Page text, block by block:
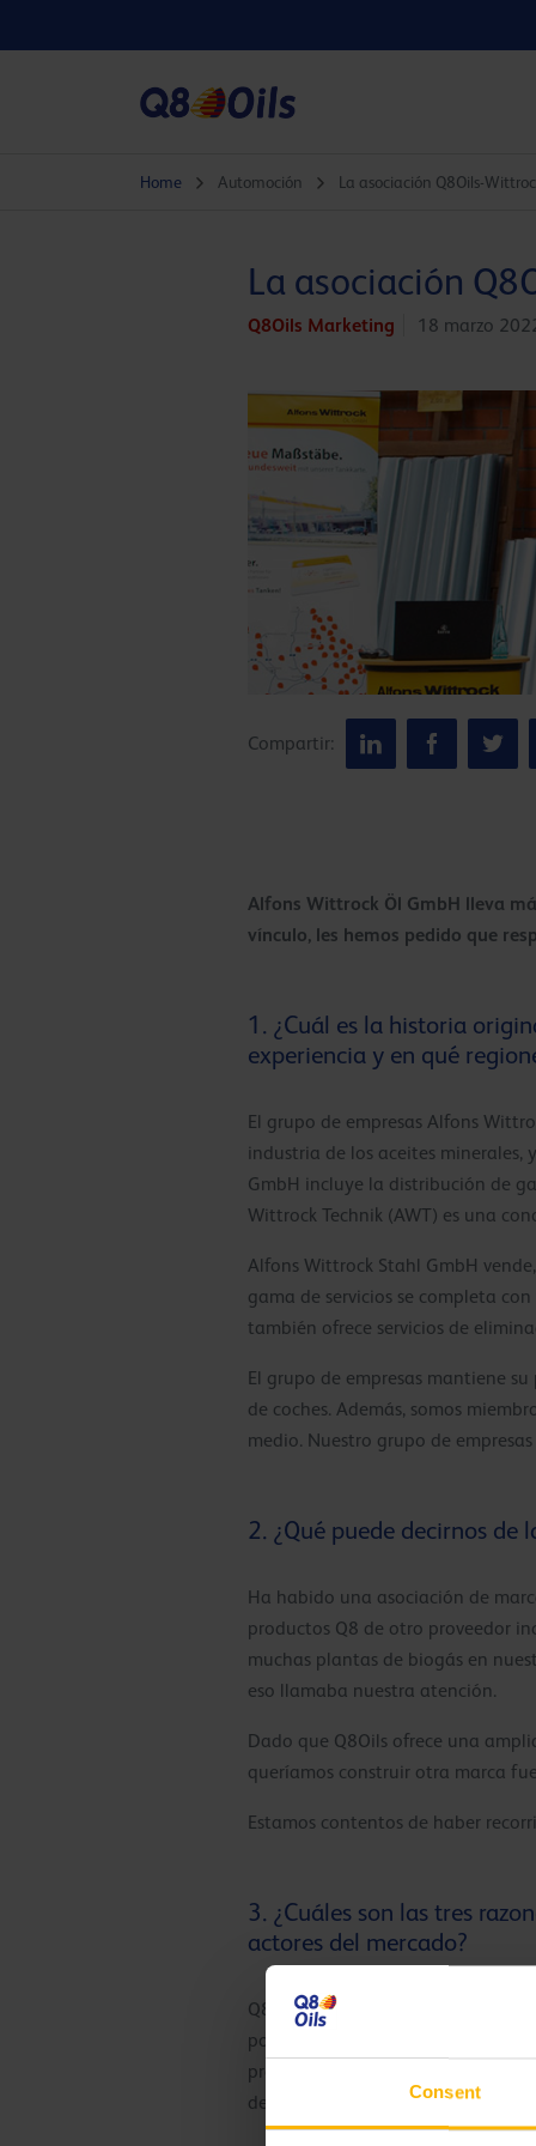
Consent
Home Automoción La asociación Q8Oils-
La asociación
Q8Oils Marketing 18 marzo
Compartir:
Alfons Wittrock Öl GmbH lleva
vínculo, les hemos pedido que
1. ¿Cuál es la historia
experiencia y en qué
El grupo de empresas Alfons
industria de los aceites minerales,
GmbH incluye la distribución de
Wittrock Technik (AWT) es una
Alfons Wittrock Stahl GmbH
gama de servicios se completa
también ofrece servicios de
El grupo de empresas mantiene
de coches. Además, somos
medio. Nuestro grupo de
2. ¿Qué puede decirnos de
Ha habido una asociación de
productos Q8 de otro proveedor
muchas plantas de biogás en
eso llamaba nuestra atención.
Dado que Q8Oils ofrece una
queríamos construir otra marca
Estamos contentos de haber
3. ¿Cuáles son las tres
actores del mercado?
Q8Oils nos ofrece una gama de
podemos colaborar en la gama
producto para una aplicación
de forma activa con Q8Oils.